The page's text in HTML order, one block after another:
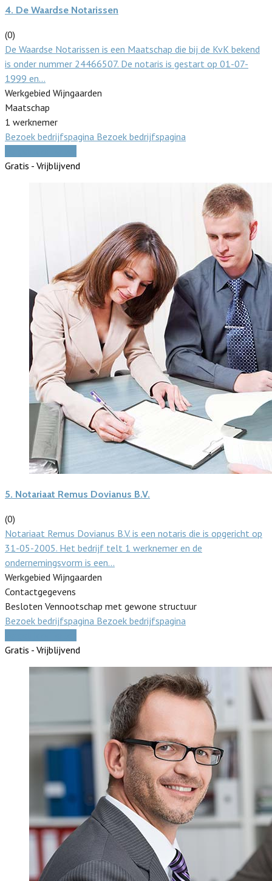
4. De Waardse Notarissen
(0)
De Waardse Notarissen is een Maatschap die bij de KvK bekend
is onder nummer 24466507. De notaris is gestart op 01-07-
1999 en…
Werkgebied Wijngaarden
Maatschap
1 werknemer
Bezoek bedrijfspagina Bezoek bedrijfspagina
Gratis - Vrijblijvend
5. Notariaat Remus Dovianus B.V.
(0)
Notariaat Remus Dovianus B.V. is een notaris die is opgericht op
31-05-2005. Het bedrijf telt 1 werknemer en de
ondernemingsvorm is een…
Werkgebied Wijngaarden
Contactgegevens
Besloten Vennootschap met gewone structuur
Bezoek bedrijfspagina Bezoek bedrijfspagina
Gratis - Vrijblijvend